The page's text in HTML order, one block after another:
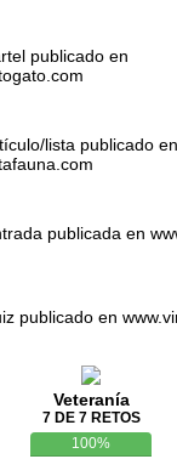
publicado en
lista publicado en
publicada en
publicado en
Veteranía
7 DE 7 RETOS
100%